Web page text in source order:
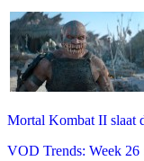
Mortal Kombat II slaat
VOD Trends: Week 26